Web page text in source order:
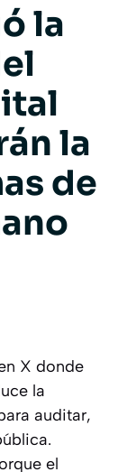
la
la
de
X donde
la
auditar,
el